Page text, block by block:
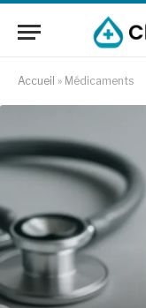
Accueil » Médicaments